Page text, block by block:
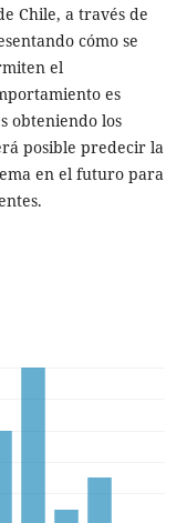
Chile, a través de
cómo se
el
es
obteniendo los
posible predecir la
en el futuro para